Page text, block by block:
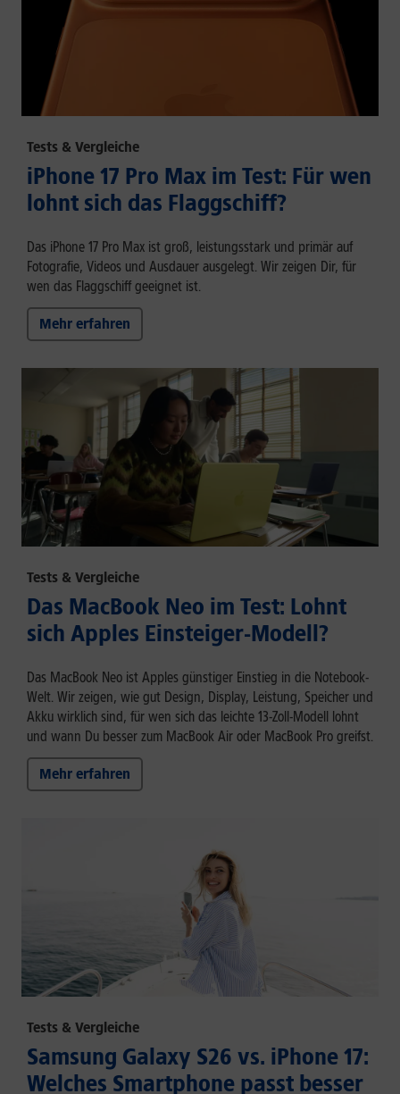
Tests & Vergleiche
iPhone 17 Pro Max im Test: Für wen
lohnt sich das Flaggschiff?
Das iPhone 17 Pro Max ist groß, leistungsstark und primär auf
Fotografie, Videos und Ausdauer ausgelegt. Wir zeigen Dir, für
wen das Flaggschiff geeignet ist.
Mehr erfahren
Tests & Vergleiche
Das MacBook Neo im Test: Lohnt
sich Apples Einsteiger-Modell?
Das MacBook Neo ist Apples günstiger Einstieg in die Notebook-
Welt. Wir zeigen, wie gut Design, Display, Leistung, Speicher und
Akku wirklich sind, für wen sich das leichte 13-Zoll-Modell lohnt
und wann Du besser zum MacBook Air oder MacBook Pro greifst.
Mehr erfahren
Tests & Vergleiche
Samsung Galaxy S26 vs. iPhone 17:
Welches Smartphone passt besser